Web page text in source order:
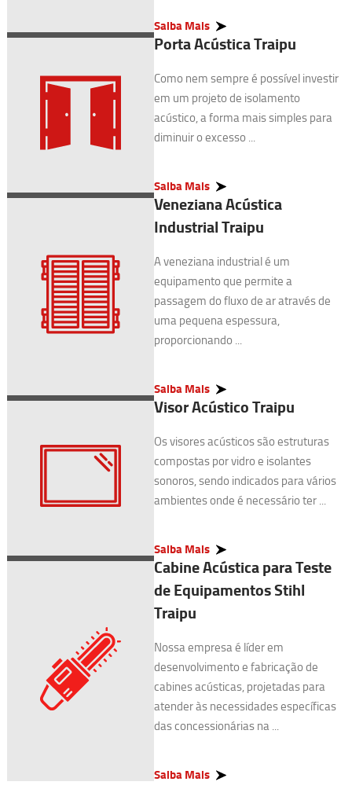
Saiba Mais
Porta Acústica Traipu
Como nem sempre é possível investir
em um projeto de isolamento
acústico, a forma mais simples para
diminuir o excesso ...
Saiba Mais
Veneziana Acústica
Industrial Traipu
A veneziana industrial é um
equipamento que permite a
passagem do fluxo de ar através de
uma pequena espessura,
proporcionando ...
Saiba Mais
Visor Acústico Traipu
Os visores acústicos são estruturas
compostas por vidro e isolantes
sonoros, sendo indicados para vários
ambientes onde é necessário ter ...
Saiba Mais
Cabine Acústica para Teste
de Equipamentos Stihl
Traipu
Nossa empresa é líder em
desenvolvimento e fabricação de
cabines acústicas, projetadas para
atender às necessidades específicas
das concessionárias na ...
Saiba Mais